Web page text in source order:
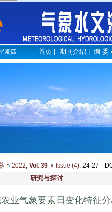
期四 首页 期刊介绍 编 委
2022, Vol. 39 Issue (4): 24-27
研究与探讨
业气象要素日变化特征